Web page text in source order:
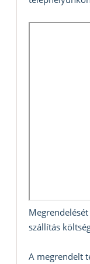
szállítás
A megrendelt